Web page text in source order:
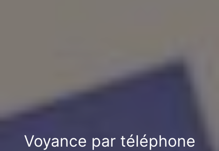
Voyance par téléphone